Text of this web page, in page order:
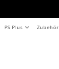
PS Plus Zubehör